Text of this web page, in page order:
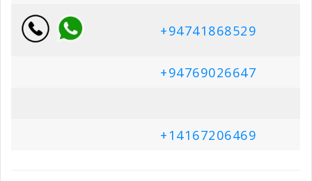
+94741868529
+94769026647
+14167206469